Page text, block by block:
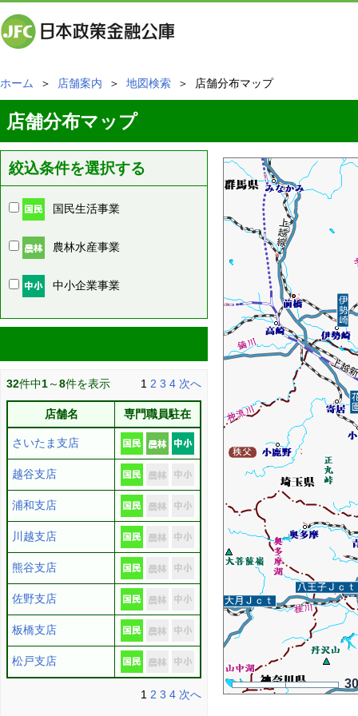
ホーム ＞ 店舗案内 ＞ 地図検索 ＞ 店舗分布マップ
店舗分布マップ
絞込条件を選択する
国民生活事業
農林水産事業
中小企業事業
32件中1～8件を表示 1 2 3 4 次へ
店舗名 専門職員駐在
さいたま支店
越谷支店
浦和支店
川越支店
熊谷支店
佐野支店
板橋支店
松戸支店
1 2 3 4 次へ